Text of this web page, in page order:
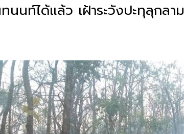
นท์ได้แล้ว เฝ้าระวังปะทุลุกลาม